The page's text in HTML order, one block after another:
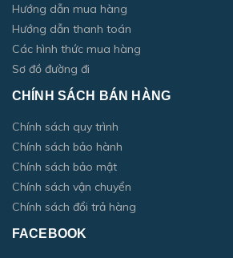
Hướng dẫn mua hàng
Hướng dẫn thanh toán
Các hình thức mua hàng
Sơ đồ đường đi
CHÍNH SÁCH BÁN HÀNG
Chính sách quy trình
Chính sách bảo hành
Chính sách bảo mật
Chính sách vận chuyển
Chính sách đổi trả hàng
FACEBOOK